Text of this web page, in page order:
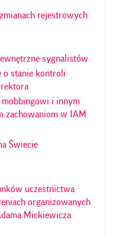
rejestrowych
sygnalistów
o stanie kontroli
mobbingowi i innym
zachowaniom w IAM
Świecie
uczestnictwa
organizowanych
Mickiewicza